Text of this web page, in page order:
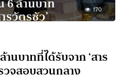
170
นบาทที่ได้รับจาก ‘สาร
วจสอบสวนกลาง